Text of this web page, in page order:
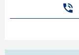
phone_in_talk